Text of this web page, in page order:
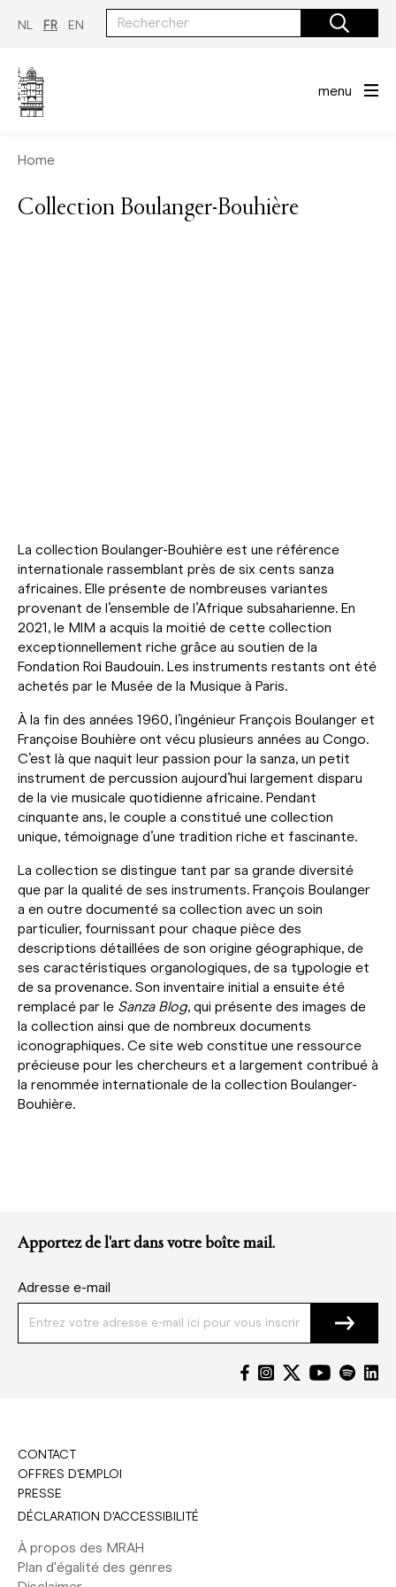
NL FR EN
menu
Home
Collection Boulanger-Bouhière
La collection Boulanger-Bouhière est une référence
internationale rassemblant près de six cents sanza
africaines. Elle présente de nombreuses variantes
provenant de l’ensemble de l’Afrique subsaharienne. En
2021, le MIM a acquis la moitié de cette collection
exceptionnellement riche grâce au soutien de la
Fondation Roi Baudouin. Les instruments restants ont été
achetés par le Musée de la Musique à Paris.
À la fin des années 1960, l’ingénieur François Boulanger et
Françoise Bouhière ont vécu plusieurs années au Congo.
C’est là que naquit leur passion pour la sanza, un petit
instrument de percussion aujourd’hui largement disparu
de la vie musicale quotidienne africaine. Pendant
cinquante ans, le couple a constitué une collection
unique, témoignage d’une tradition riche et fascinante.
La collection se distingue tant par sa grande diversité
que par la qualité de ses instruments. François Boulanger
a en outre documenté sa collection avec un soin
particulier, fournissant pour chaque pièce des
descriptions détaillées de son origine géographique, de
ses caractéristiques organologiques, de sa typologie et
de sa provenance. Son inventaire initial a ensuite été
remplacé par le Sanza Blog, qui présente des images de
la collection ainsi que de nombreux documents
iconographiques. Ce site web constitue une ressource
précieuse pour les chercheurs et a largement contribué à
la renommée internationale de la collection Boulanger-
Bouhière.
Apportez de l'art dans votre boîte mail.
Adresse e-mail
CONTACT
OFFRES D'EMPLOI
PRESSE
DÉCLARATION D'ACCESSIBILITÉ
À propos des MRAH
Plan d'égalité des genres